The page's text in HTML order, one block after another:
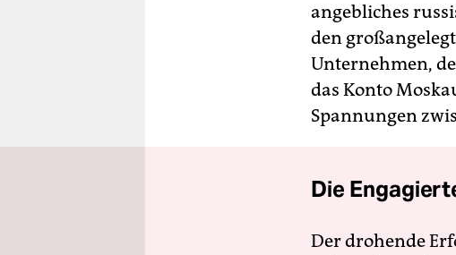
angebliches
den
Unternehmen,
das Konto
Spannungen
Die
Der drohende